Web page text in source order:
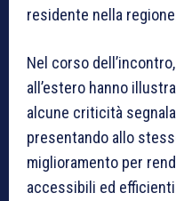
residente nella
Nel corso
all’estero hanno
alcune criticità
presentando allo
miglioramento per
accessibili ed